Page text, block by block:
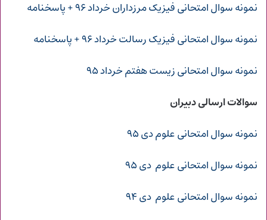
نمونه سوال امتحانی فیزیک مرزداران خرداد ۹۶ + پاسخنامه
نمونه سوال امتحانی فیزیک رسالت خرداد ۹۶ + پاسخنامه
نمونه سوال امتحانی زیست هفتم خرداد ۹۵
سوالات ارسالی دبیران
نمونه سوال امتحانی علوم دی ۹۵
نمونه سوال امتحانی علوم دی ۹۵
نمونه سوال امتحانی علوم دی ۹۴